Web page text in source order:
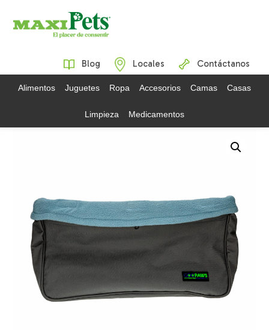
Blog Locales Contáctanos
Alimentos Juguetes Ropa Accesorios Camas Casas
Limpieza Medicamentos